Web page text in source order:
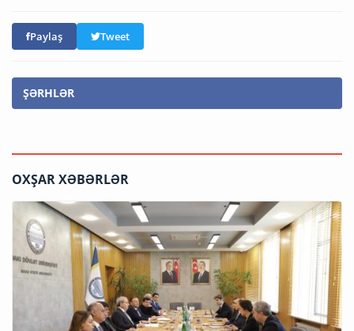
Paylaş Tweet
ŞƏRHLƏR
OXŞAR XƏBƏRLƏR